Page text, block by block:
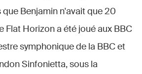
Benjamin n'avait que 20
Flat Horizon a été joué aux BBC
symphonique de la BBC et
Sinfonietta, sous la